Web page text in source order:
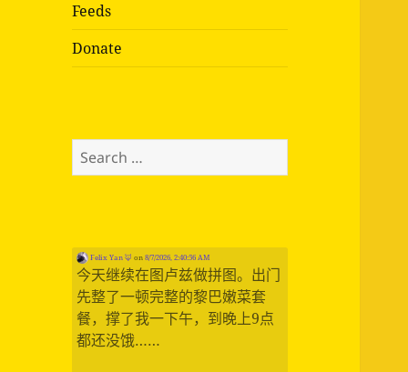
Feeds
Donate
Search
for:
Felix Yan 🦊 on8/7/2026, 2:40:56 AM
今天继续在图卢兹做拼图。出门
先整了一顿完整的黎巴嫩菜套
餐，撑了我一下午，到晚上9点
都还没饿……